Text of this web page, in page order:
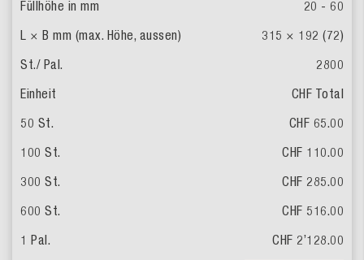
20 - 60
315 × 192 (72)
2800
CHF Total
CHF 65.00
CHF 110.00
CHF 285.00
CHF 516.00
CHF 2’128.00